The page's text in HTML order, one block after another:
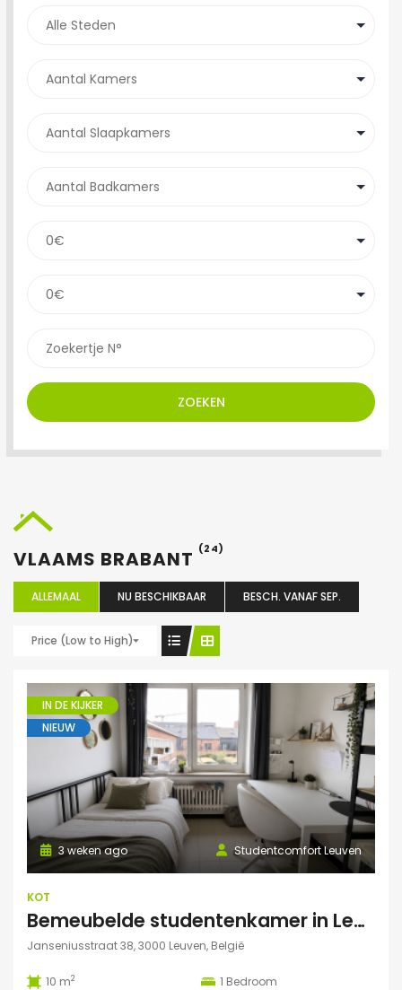
ZOEKEN
VLAAMS BRABANT (24)
ALLEMAAL NU BESCHIKBAAR BESCH. VANAF SEP.
Price (Low to High)
IN DE KIJKER
NIEUW
Studentcomfort Leuven
3 weken ago
KOT
Bemeubelde studentenkamer in Leuven – Regina Mundi
Janseniusstraat 38, 3000 Leuven, België
10 m2 1 Bedroom